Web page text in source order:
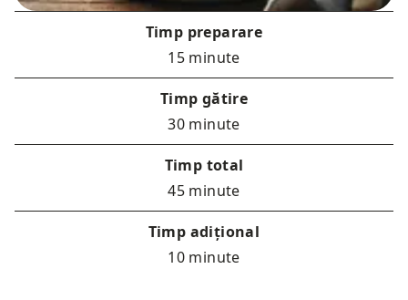
Timp preparare
15 minute
Timp gătire
30 minute
Timp total
45 minute
Timp adițional
10 minute